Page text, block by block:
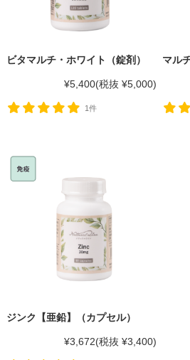
ビタマルチ・ホワイト（錠剤）
¥5,400(税抜 ¥5,000)
1件
マル
ジンク【亜鉛】（カプセル）
¥3,672(税抜 ¥3,400)